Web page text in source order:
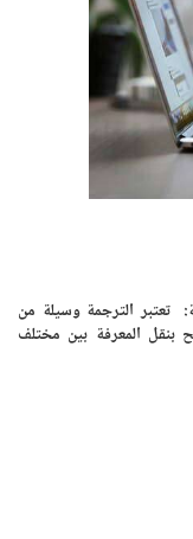
تعتبر الترجمة وسيلة من
بنقل المعرفة بين مختلف